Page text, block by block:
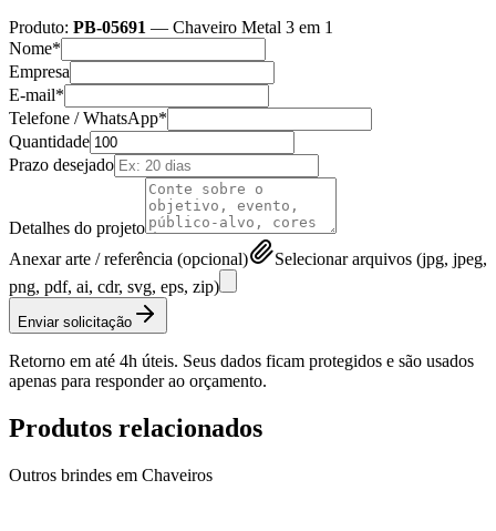
Produto: PB-05691 — Chaveiro Metal 3 em 1
Nome*
Empresa
E-mail*
Telefone / WhatsApp*
Quantidade
Prazo desejado
Detalhes do projeto
Anexar arte / referência (opcional)
Selecionar arquivos (jpg, jpeg,
png, pdf, ai, cdr, svg, eps, zip)
Enviar solicitação
Retorno em até 4h úteis. Seus dados ficam protegidos e são usados
apenas para responder ao orçamento.
Produtos relacionados
Outros brindes em Chaveiros